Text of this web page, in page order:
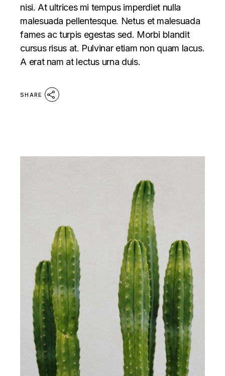
nisi. At ultrices mi tempus imperdiet nulla
malesuada pellentesque. Netus et malesuada
fames ac turpis egestas sed. Morbi blandit
cursus risus at. Pulvinar etiam non quam lacus.
A erat nam at lectus urna duis.
SHARE